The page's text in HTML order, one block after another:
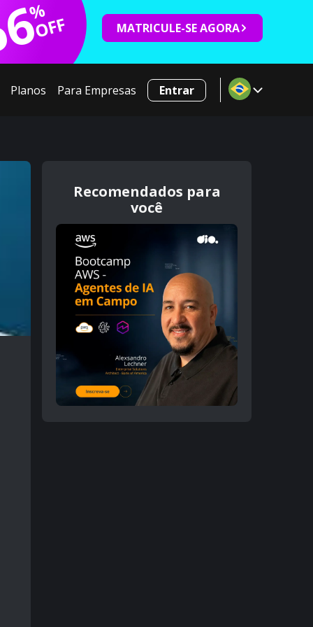
%
OFF MATRICULE-SE AGORA
Planos Para Empresas Entrar
Recomendados para
você